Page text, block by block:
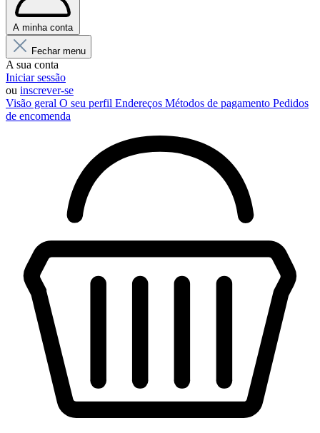
A minha conta
Fechar menu
A sua conta
Iniciar sessão
ou inscrever-se
Visão geral O seu perfil Endereços Métodos de pagamento Pedidos
de encomenda